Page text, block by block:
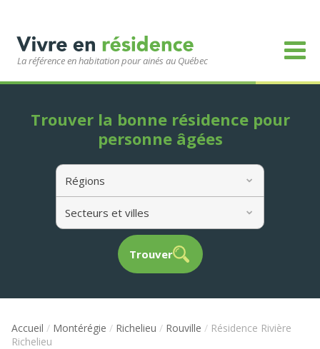
La référence en habitation pour ainés au Québec
Régions
Secteurs et villes
Trouver
Trouver la bonne résidence pour
personne âgées
Accueil / Montérégie / Richelieu / Rouville / Résidence Rivière
Richelieu